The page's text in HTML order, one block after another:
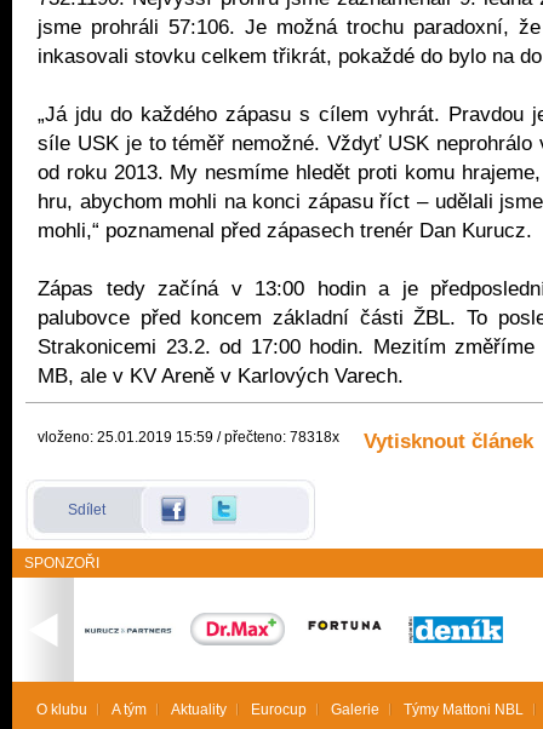
jsme prohráli 57:106. Je možná trochu paradoxní,
inkasovali stovku celkem třikrát, pokaždé do bylo na
„Já jdu do každého zápasu s cílem vyhrát. Pravdou
síle USK je to téměř nemožné. Vždyť USK
od roku 2013. My nesmíme hledět proti komu
hru, abychom mohli na konci zápasu říct – udělali
mohli,“ poznamenal před zápasech trenér Dan Kurucz.
Zápas tedy začíná v 13:00 hodin a je
palubovce před koncem základní části ŽBL. To
Strakonicemi 23.2. od 17:00 hodin. Mezitím
MB, ale v KV Areně v Karlových Varech.
vloženo: 25.01.2019 15:59 / přečteno: 78318x Vytisknout článek
Sdílet
SPONZOŘI
O klubu A tým Aktuality Eurocup Galerie Týmy Mattoni NBL